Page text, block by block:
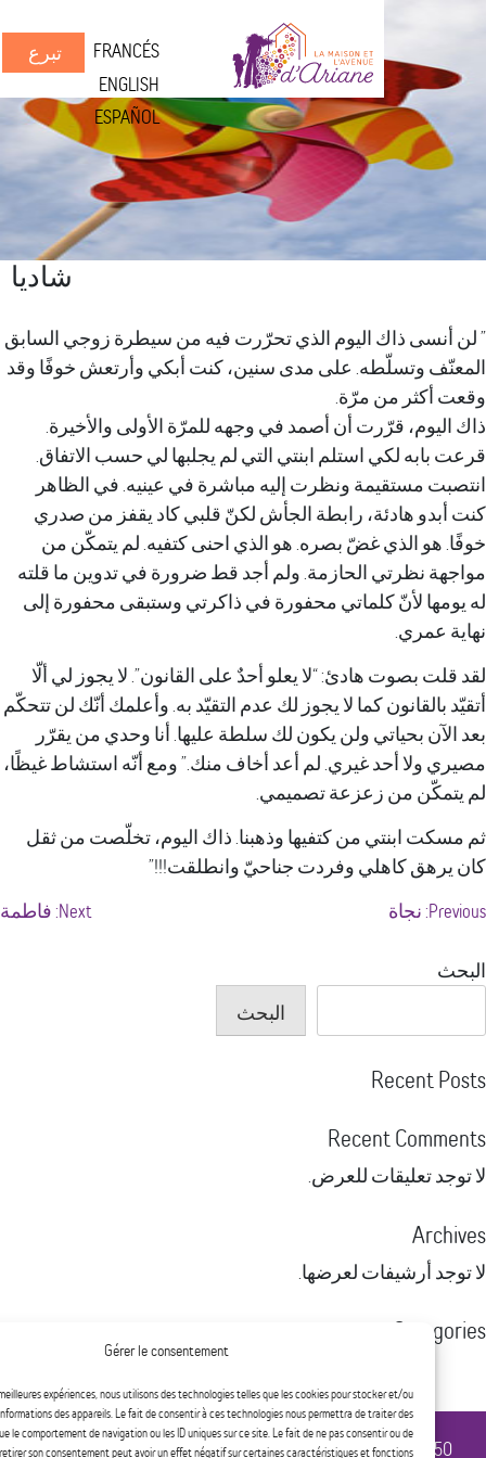
Gérer le consentement
offrir les meilleures expériences, nous utilisons des technologies telles que les cookies pour stocker et/ou
aux informations des appareils. Le fait de consentir à ces technologies nous permettra de traiter des
telles que le comportement de navigation ou les ID uniques sur ce site. Le fait de ne pas consentir ou de
retirer son consentement peut avoir un effet négatif sur certaines caractéristiques et fonctions.
FRANCÉS
ENGLISH
ESPAÑOL
تبرع
شاديا
ذاك اليوم الذي تحرّرت فيه من سيطرة زوجي السابق
وتسلّطه. على مدى سنين، كنت أبكي وأرتعش خوفًا وقد
من مرّة.
قرّرت أن أصمد في وجهه للمرّة الأولى والأخيرة.
لكي استلم ابنتي التي لم يجلبها لي حسب الاتفاق.
مستقيمة ونظرت إليه مباشرة في عينيه. في الظاهر
هادئة، رابطة الجأش لكنّ قلبي كاد يقفز من صدري
الذي غضّ بصره. هو الذي احنى كتفيه. لم يتمكّن من
نظرتي الحازمة. ولم أجد قط ضرورة في تدوين ما قلته
لأنّ كلماتي محفورة في ذاكرتي وستبقى محفورة إلى
بصوت هادئ: “لا يعلو أحدٌ على القانون”. لا يجوز لي ألّا
كما لا يجوز لك عدم التقيّد به. وأعلمك أنّك لن تتحكّم
بحياتي ولن يكون لك سلطة عليها. أنا وحدي من يقرّر
أحد غيري. لم أعد أخاف منك.” ومع أنّه استشاط غيظًا،
من زعزعة تصميمي.
ابنتي من كتفيها وذهبنا. ذاك اليوم، تخلّصت من ثقل
كاهلي وفردت جناحيّ وانطلقت!!!”
نجاة فاطمة
Recent
تعليقات للعرض.
أرشيفات لعرضها.